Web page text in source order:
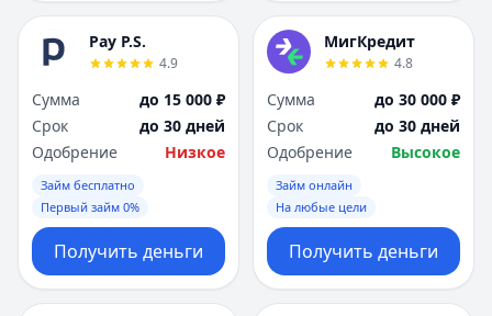
Pay P.S.
4.9
Сумма
до 15 000 ₽
Срок
до 30 дней
Одобрение
Низкое
Займ бесплатно
Первый займ 0%
Получить деньги
МигКредит
4.8
Сумма
до 30 000 ₽
Срок
до 30 дней
Одобрение
Высокое
Займ онлайн
На любые цели
Получить деньги